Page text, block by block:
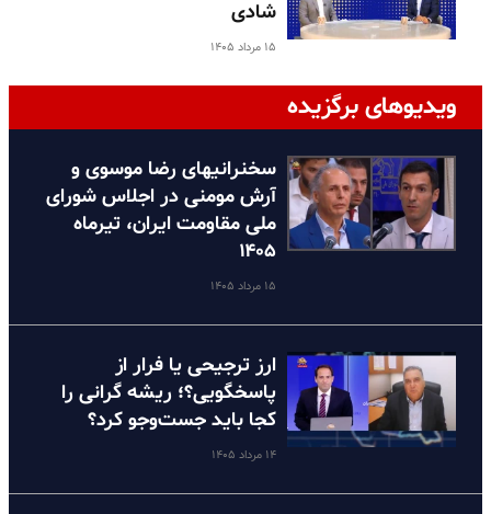
شادی
۱۵ مرداد ۱۴۰۵
ویدیوهای برگزیده
سخنرانیهای رضا موسوی و
آرش مومنی در اجلاس شورای
ملی مقاومت ایران، تیرماه
۱۴۰۵
۱۵ مرداد ۱۴۰۵
ارز ترجیحی یا فرار از
پاسخگویی؟؛ ریشه گرانی را
کجا باید جست‌وجو کرد؟
۱۴ مرداد ۱۴۰۵